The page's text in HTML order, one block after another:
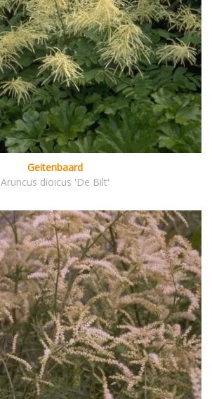
Geitenbaard
Aruncus dioicus 'De Bilt'